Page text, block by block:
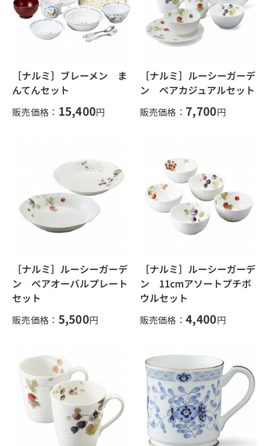
［ナルミ］ブレーメン ま
んてんセット
販売価格： 15,400円
［ナルミ］ルーシーガーデ
ン ペアカジュアルセット
販売価格： 7,700円
［ナルミ］ルーシーガーデ
ン ペアオーバルプレート
セット
販売価格： 5,500円
［ナルミ］ルーシーガーデ
ン 11cmアソートプチボ
ウルセット
販売価格： 4,400円